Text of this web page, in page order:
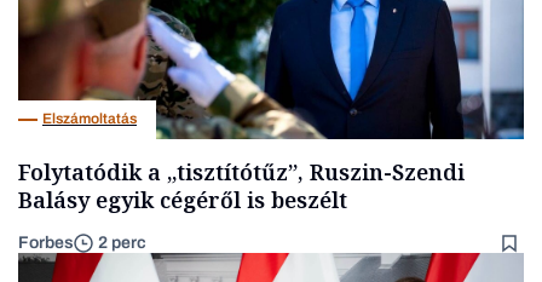
Elszámoltatás
Folytatódik a „tisztítótűz”, Ruszin-Szendi
Balásy egyik cégéről is beszélt
Forbes 2 perc